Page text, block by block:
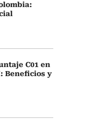
C01 en
Beneficios y